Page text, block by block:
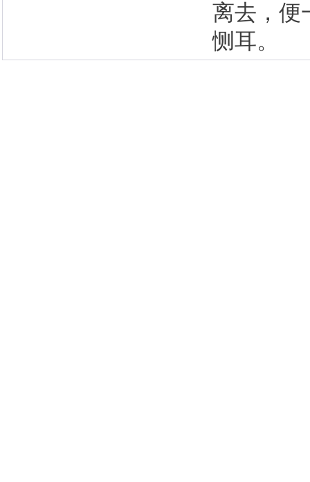
离去，便
恻耳。